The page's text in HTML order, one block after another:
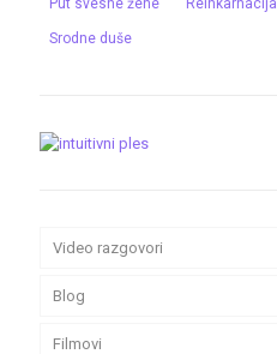
Put svesne žene Reinkarnacija
Srodne duše
Video razgovori
Blog
Filmovi